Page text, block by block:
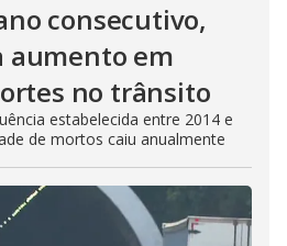
consecutivo,
aumento em
no trânsito
estabelecida entre 2014 e
de mortos caiu anualmente